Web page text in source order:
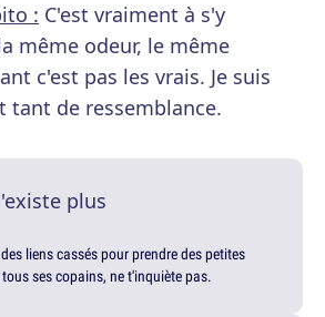
: C'est vraiment à s'y
même odeur, le même
c'est pas les vrais. Je suis
tant de ressemblance.
plus
liens cassés pour prendre des petites
ses copains, ne t'inquiète pas.